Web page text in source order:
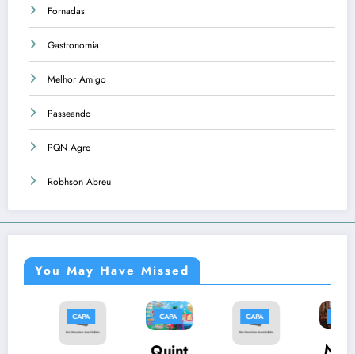
Fornadas
Gastronomia
Melhor Amigo
Passeando
PQN Agro
Robhson Abreu
You May Have Missed
CAPA CAPA CAPA
Músi